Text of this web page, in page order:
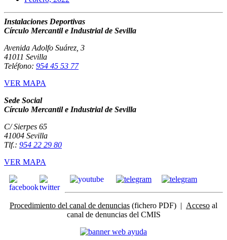
Instalaciones Deportivas
Círculo Mercantil e Industrial de Sevilla
Avenida Adolfo Suárez, 3
41011 Sevilla
Teléfono: 954 45 53 77
VER MAPA
Sede Social
Círculo Mercantil e Industrial de Sevilla
C/ Sierpes 65
41004 Sevilla
Tlf.: 954 22 29 80
VER MAPA
Procedimiento del canal de denuncias (fichero PDF) | Acceso al
canal de denuncias del CMIS